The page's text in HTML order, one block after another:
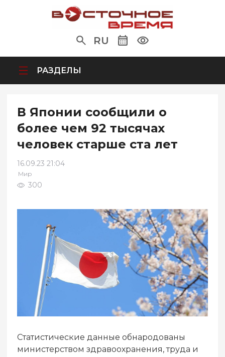
RU
РАЗДЕЛЫ
В Японии сообщили о
более чем 92 тысячах
человек старше ста лет
16.09.23 21:04
Мир
300
Статистические данные обнародованы
министерством здравоохранения, труда и